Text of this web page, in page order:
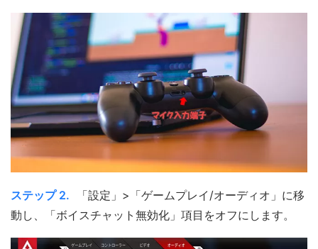
ステップ 2.
「設定」>「ゲームプレイ/オーディオ」に移
動し、「ボイスチャット無効化」項目をオフにします。